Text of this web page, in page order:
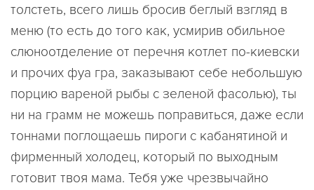
толстеть, всего лишь бросив беглый взгляд в
меню (то есть до того как, усмирив обильное
слюноотделение от перечня котлет по-киевски
и прочих фуа гра, заказывают себе небольшую
порцию вареной рыбы с зеленой фасолью), ты
ни на грамм не можешь поправиться, даже если
тоннами поглощаешь пироги с кабанятиной и
фирменный холодец, который по выходным
готовит твоя мама. Тебя уже чрезвычайно